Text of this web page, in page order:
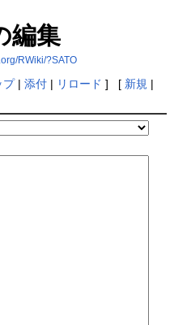
編集
RWiki/?SATO
プ| 添付| リロード ] [ 新規 |